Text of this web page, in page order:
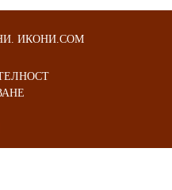
ИКОНИ.COM